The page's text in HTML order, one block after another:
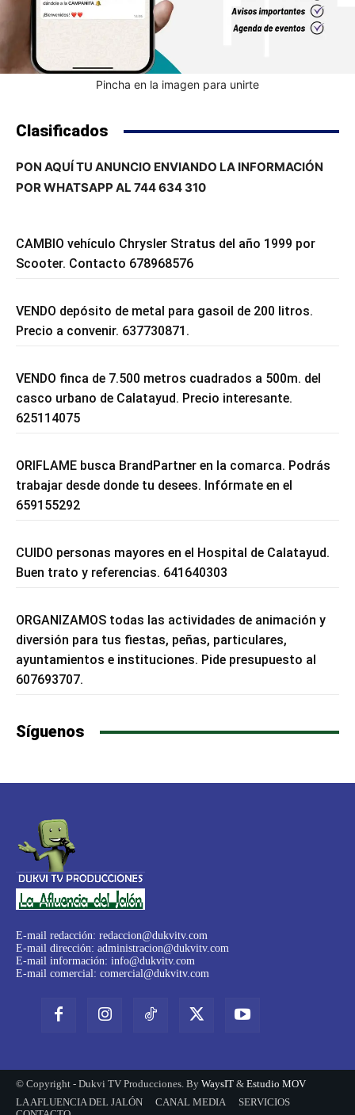
Pincha en la imagen para unirte
Clasificados
PON AQUÍ TU ANUNCIO ENVIANDO LA INFORMACIÓN
POR WHATSAPP AL 744 634 310
CAMBIO vehículo Chrysler Stratus del año 1999 por
Scooter. Contacto 678968576
VENDO depósito de metal para gasoil de 200 litros.
Precio a convenir. 637730871.
VENDO finca de 7.500 metros cuadrados a 500m. del
casco urbano de Calatayud. Precio interesante.
625114075
ORIFLAME busca BrandPartner en la comarca. Podrás
trabajar desde donde tu desees. Infórmate en el
659155292
CUIDO personas mayores en el Hospital de Calatayud.
Buen trato y referencias. 641640303
ORGANIZAMOS todas las actividades de animación y
diversión para tus fiestas, peñas, particulares,
ayuntamientos e instituciones. Pide presupuesto al
607693707.
Síguenos
E-mail redacción: redaccion@dukvitv.com
E-mail dirección: administracion@dukvitv.com
E-mail información: info@dukvitv.com
E-mail comercial: comercial@dukvitv.com
© Copyright - Dukvi TV Producciones. By WaysIT & Estudio MOV
LA AFLUENCIA DEL JALÓN
CANAL MEDIA
SERVICIOS